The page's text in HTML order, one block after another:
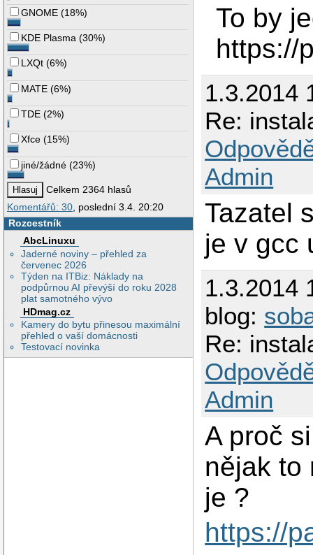
GNOME (18%)
KDE Plasma (30%)
LXQt (6%)
MATE (6%)
TDE (2%)
Xfce (15%)
jiné/žádné (23%)
Celkem 2364 hlasů
Komentářů: 30, poslední 3.4. 20:20
Rozcestník
AbcLinuxu
Jaderné noviny – přehled za
červenec 2026
Týden na ITBiz: Náklady na
podpůrnou AI převýší do roku 2028
plat samotného vývo
HDmag.cz
Kamery do bytu přinesou maximální
přehled o vaší domácnosti
Testovací novinka
To by
https://
1.3.2014
Re:
Admin
Tazatel
je v gcc
1.3.2014
blog:
Re:
Admin
A proč
nějak to
je ?
https://